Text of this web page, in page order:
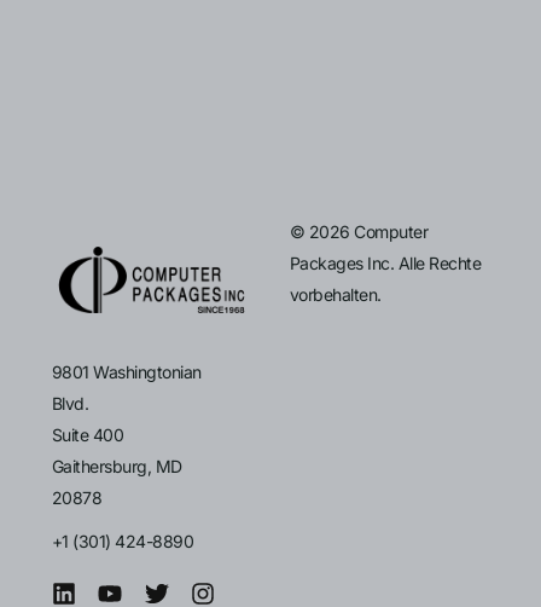
9801 Washingtonian
Blvd.
Suite 400
Gaithersburg, MD
20878
+1 (301) 424-8890
© 2026 Computer
Packages Inc. Alle Rechte
vorbehalten.